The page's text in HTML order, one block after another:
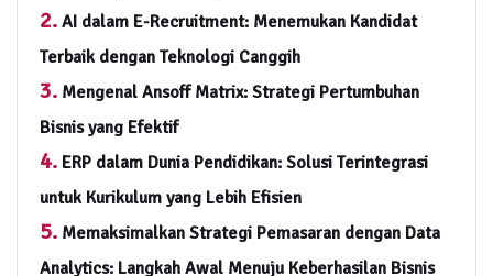
2. AI dalam E-Recruitment: Menemukan Kandidat
Terbaik dengan Teknologi Canggih
3. Mengenal Ansoff Matrix: Strategi Pertumbuhan
Bisnis yang Efektif
4. ERP dalam Dunia Pendidikan: Solusi Terintegrasi
untuk Kurikulum yang Lebih Efisien
5. Memaksimalkan Strategi Pemasaran dengan Data
Analytics: Langkah Awal Menuju Keberhasilan Bisnis